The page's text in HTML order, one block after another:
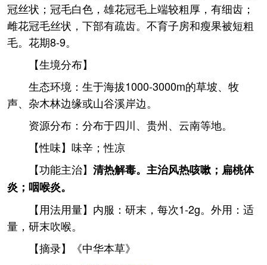
冠丝状；冠毛白色，雄花冠毛上端较粗厚，有细齿；
雌花冠毛丝状，下部有疏齿。不育子房和瘦果被短粗
毛。花期8-9。
【生境分布】
生态环境：生于海拔1000-3000m的草坡、牧
声、杂木林边缘或山谷溪岸边。
资源分布：分布于四川、贵州、云南等地。
【性味】味辛；性凉
【功能主治】 清热解毒。主治风热咳嗽；扁桃体
炎；咽喉炎。
【用法用量】内服：研末，每次1-2g。外用：适
量，研末吹喉。
【摘录】《中华本草》